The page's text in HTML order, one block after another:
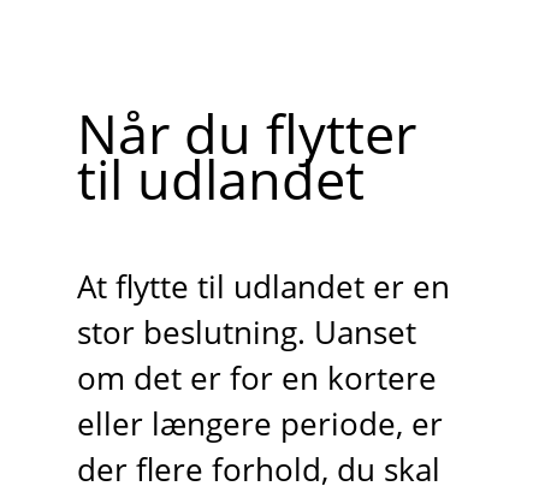
Når du flytter
til udlandet
At flytte til udlandet er en
stor beslutning. Uanset
om det er for en kortere
eller længere periode, er
der flere forhold, du skal